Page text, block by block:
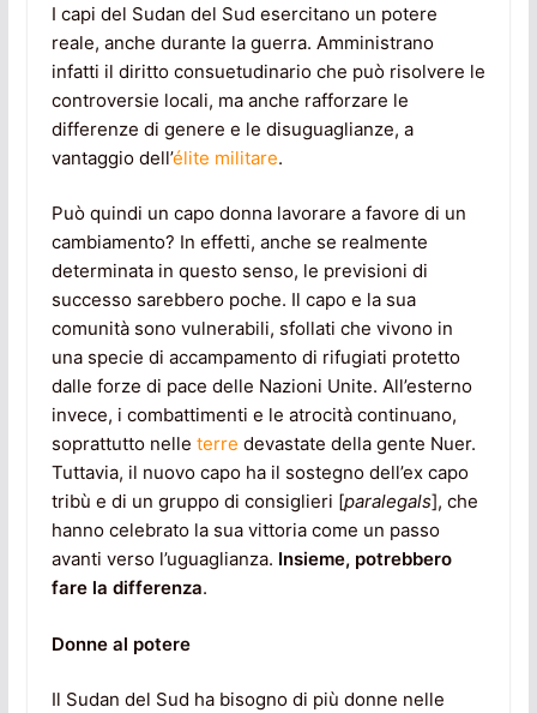
I capi del Sudan del Sud esercitano un potere
reale, anche durante la guerra. Amministrano
infatti il diritto consuetudinario che può risolvere le
controversie locali, ma anche rafforzare le
differenze di genere e le disuguaglianze, a
vantaggio dell’élite militare.
Può quindi un capo donna lavorare a favore di un
cambiamento? In effetti, anche se realmente
determinata in questo senso, le previsioni di
successo sarebbero poche. Il capo e la sua
comunità sono vulnerabili, sfollati che vivono in
una specie di accampamento di rifugiati protetto
dalle forze di pace delle Nazioni Unite. All’esterno
invece, i combattimenti e le atrocità continuano,
soprattutto nelle terre devastate della gente Nuer.
Tuttavia, il nuovo capo ha il sostegno dell’ex capo
tribù e di un gruppo di consiglieri [paralegals], che
hanno celebrato la sua vittoria come un passo
avanti verso l’uguaglianza. Insieme, potrebbero
fare la differenza.
Donne al potere
Il Sudan del Sud ha bisogno di più donne nelle